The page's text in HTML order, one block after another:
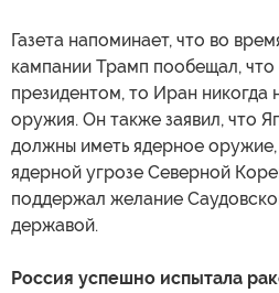
Газета напоминает, что во
кампании Трамп пообещал, что
президентом, то Иран никогда
оружия. Он также заявил, что
должны иметь ядерное оружие,
ядерной угрозе Северной
поддержал желание
державой.
Россия успешно испытала